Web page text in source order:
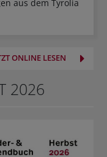
aus dem Tyrolia
ONLINE LESEN
2026